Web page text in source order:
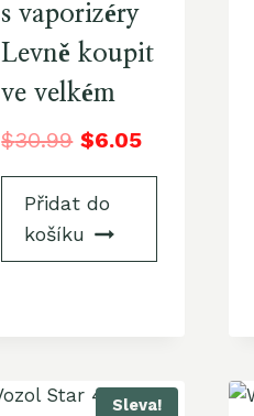
s vaporizéry
Levně koupit
ve velkém
$30.99 $6.05
Přidat do
košíku
Sleva!